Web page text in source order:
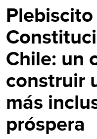
Plebiscito
Chile: un
construir
más
próspera